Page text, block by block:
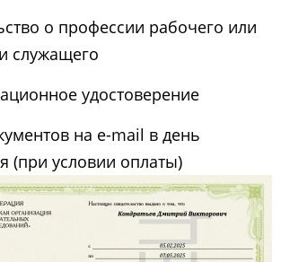
о профессии рабочего или
служащего
удостоверение
на e-mail в день
(при условии оплаты)